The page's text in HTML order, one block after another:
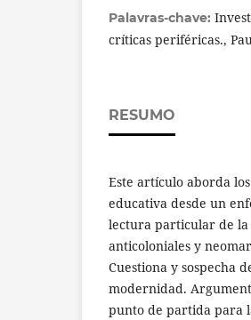
Palavras-chave:
críticas periféricas.,
RESUMO
Este artículo aborda
educativa desde un
lectura particular de la
anticoloniales y
Cuestiona y sospecha
modernidad.
punto de partida para